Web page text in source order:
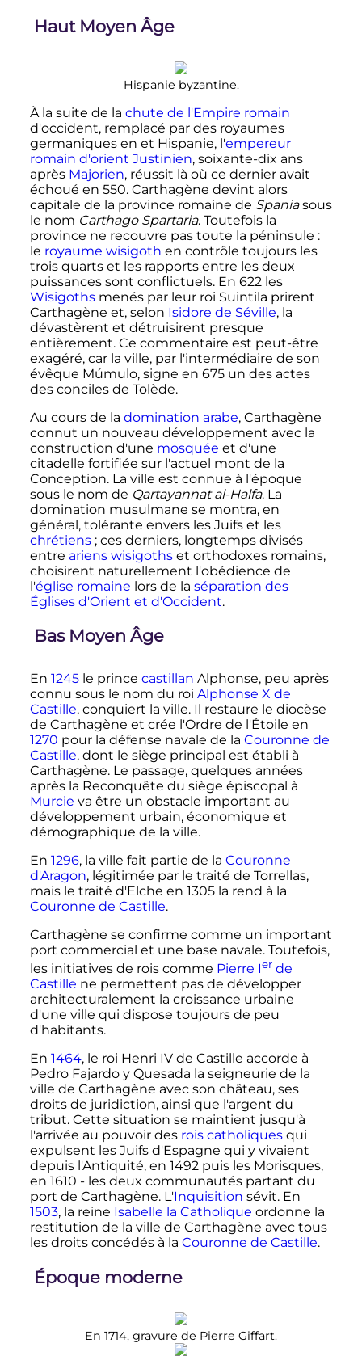
Haut Moyen Âge
Hispanie byzantine.
À la suite de la chute de l'Empire romain
d'occident, remplacé par des royaumes
germaniques en et Hispanie, l'empereur
romain d'orient Justinien, soixante-dix ans
après Majorien, réussit là où ce dernier avait
échoué en 550. Carthagène devint alors
capitale de la province romaine de Spaniasous
le nom Carthago Spartaria. Toutefois la
province ne recouvre pas toute la péninsule :
le royaume wisigoth en contrôle toujours les
trois quarts et les rapports entre les deux
puissances sont conflictuels. En 622 les
Wisigothsmenés par leur roi Suintila prirent
Carthagène et, selon Isidore de Séville, la
dévastèrent et détruisirent presque
entièrement. Ce commentaire est peut-être
exagéré, car la ville, par l'intermédiaire de son
évêque Múmulo, signe en 675 un des actes
des conciles de Tolède.
Au cours de la domination arabe, Carthagène
connut un nouveau développement avec la
construction d'une mosquée et d'une
citadelle fortifiée sur l'actuel mont de la
Conception. La ville est connue à l'époque
sous le nom de Qartayannat al-Halfa. La
domination musulmane se montra, en
général, tolérante envers les Juifs et les
chrétiens ; ces derniers, longtemps divisés
entre ariens wisigothset orthodoxes romains,
choisirent naturellement l'obédience de
l'église romaine lors de la séparation des
Églises d'Orient et d'Occident.
Bas Moyen Âge
En 1245le prince castillan Alphonse, peu après
connu sous le nom du roi Alphonse X de
Castille, conquiert la ville. Il restaure le diocèse
de Carthagène et crée l'Ordre de l'Étoile en
1270 pour la défense navale de la Couronne de
Castille, dont le siège principal est établi à
Carthagène. Le passage, quelques années
après la Reconquête du siège épiscopal à
Murcie va être un obstacle important au
développement urbain, économique et
démographique de la ville.
En 1296, la ville fait partie de la Couronne
d'Aragon, légitimée par le traité de Torrellas,
mais le traité d'Elche en 1305 la rend à la
Couronne de Castille.
Carthagène se confirme comme un important
port commercial et une base navale. Toutefois,
les initiatives de rois comme Pierre Ier de
Castille ne permettent pas de développer
architecturalement la croissance urbaine
d'une ville qui dispose toujours de peu
d'habitants.
En 1464, le roi Henri IVde Castille accorde à
Pedro Fajardo y Quesada la seigneurie de la
ville de Carthagène avec son château, ses
droits de juridiction, ainsi que l'argent du
tribut. Cette situation se maintient jusqu'à
l'arrivée au pouvoir des rois catholiquesqui
expulsent les Juifs d'Espagne qui y vivaient
depuis l'Antiquité, en 1492 puis les Morisques,
en 1610 - les deux communautés partant du
port de Carthagène. L'Inquisition sévit. En
1503, la reine Isabelle la Catholique ordonne la
restitution de la ville de Carthagène avec tous
les droits concédés à la Couronne de Castille.
Époque moderne
En 1714, gravure de Pierre Giffart.